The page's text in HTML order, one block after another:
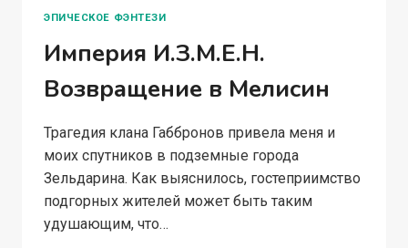
ЭПИЧЕСКОЕ ФЭНТЕЗИ
Империя И.З.М.Е.Н.
Возвращение в Мелисин
Трагедия клана Габбронов привела меня и
моих спутников в подземные города
Зельдарина. Как выяснилось, гостеприимство
подгорных жителей может быть таким
удушающим, что…